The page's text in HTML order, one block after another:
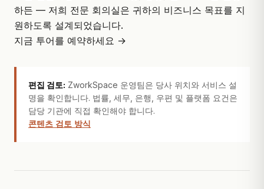
하든 — 저희 전문 회의실은 귀하의 비즈니스 목표를 지
원하도록 설계되었습니다.
지금 투어를 예약하세요 →
편집 검토: ZworkSpace 운영팀은 당사 위치와 서비스 설
명을 확인합니다. 법률, 세무, 은행, 우편 및 플랫폼 요건은
담당 기관에 직접 확인해야 합니다.
콘텐츠 검토 방식